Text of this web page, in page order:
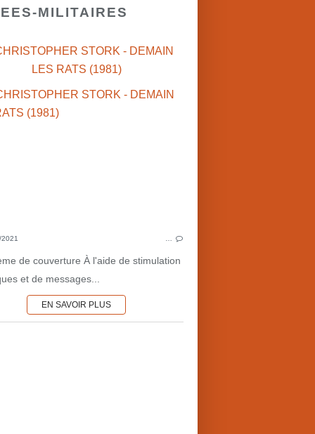
MILITAIRES
NOAM YAVOR (ISR)
STORK - DEMAIN
LES RATS (1981)
de couverture À l'aide de stimulation
et de messages...
EN SAVOIR PLUS